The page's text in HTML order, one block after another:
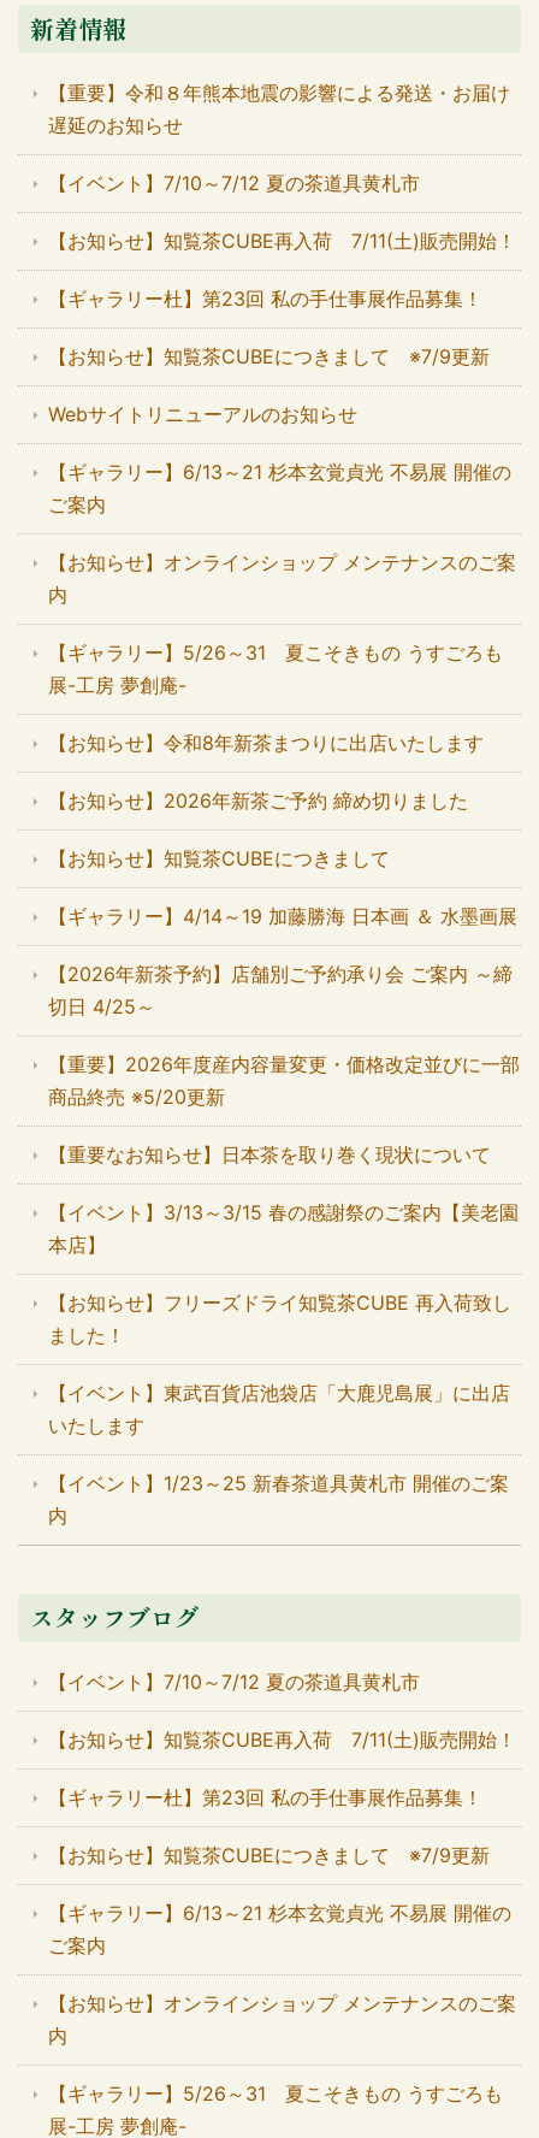
新着情報
【重要】令和８年熊本地震の影響による発送・お届け
遅延のお知らせ
【イベント】7/10～7/12 夏の茶道具黄札市
【お知らせ】知覧茶CUBE再入荷 7/11(土)販売開始！
【ギャラリー杜】第23回 私の手仕事展作品募集！
【お知らせ】知覧茶CUBEにつきまして ※7/9更新
Webサイトリニューアルのお知らせ
【ギャラリー】6/13～21 杉本玄覚貞光 不易展 開催の
ご案内
【お知らせ】オンラインショップ メンテナンスのご案
内
【ギャラリー】5/26～31 夏こそきもの うすごろも
展-工房 夢創庵-
【お知らせ】令和8年新茶まつりに出店いたします
【お知らせ】2026年新茶ご予約 締め切りました
【お知らせ】知覧茶CUBEにつきまして
【ギャラリー】4/14～19 加藤勝海 日本画 ＆ 水墨画展
【2026年新茶予約】店舗別ご予約承り会 ご案内 ～締
切日 4/25～
【重要】2026年度産内容量変更・価格改定並びに一部
商品終売 ※5/20更新
【重要なお知らせ】日本茶を取り巻く現状について
【イベント】3/13～3/15 春の感謝祭のご案内【美老園
本店】
【お知らせ】フリーズドライ知覧茶CUBE 再入荷致し
ました！
【イベント】東武百貨店池袋店「大鹿児島展」に出店
いたします
【イベント】1/23～25 新春茶道具黄札市 開催のご案
内
スタッフブログ
【イベント】7/10～7/12 夏の茶道具黄札市
【お知らせ】知覧茶CUBE再入荷 7/11(土)販売開始！
【ギャラリー杜】第23回 私の手仕事展作品募集！
【お知らせ】知覧茶CUBEにつきまして ※7/9更新
【ギャラリー】6/13～21 杉本玄覚貞光 不易展 開催の
ご案内
【お知らせ】オンラインショップ メンテナンスのご案
内
【ギャラリー】5/26～31 夏こそきもの うすごろも
展-工房 夢創庵-